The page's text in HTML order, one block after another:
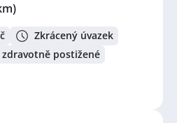
Zkrácený úvazek
postižené